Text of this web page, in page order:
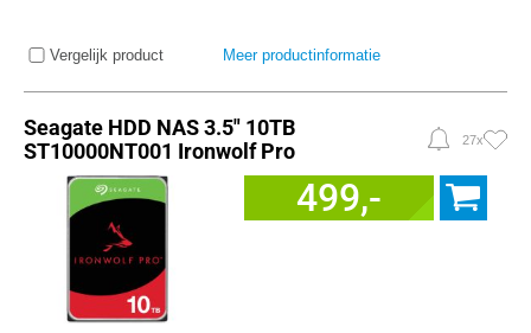
Vergelijk product Meer productinformatie
Seagate HDD NAS 3.5" 10TB
ST10000NT001 Ironwolf Pro
27x
499,-